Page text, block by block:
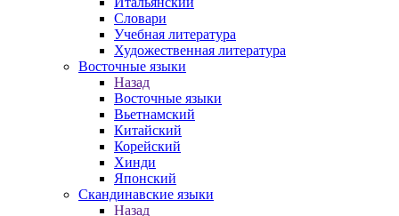
Словари
Учебная литература
Художественная литература
Восточные языки
Назад
Восточные языки
Вьетнамский
Китайский
Корейский
Хинди
Японский
Скандинавские языки
Назад